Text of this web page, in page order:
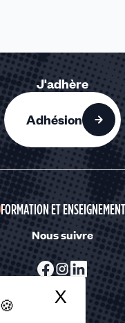
X
J'adhère
Adhésion
FORMATION ET
Nous suivre